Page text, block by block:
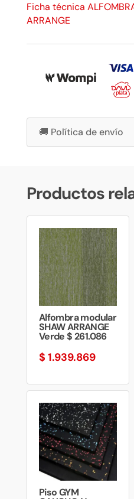
Ficha técnica
ARRANGE
🚚 Política de envío
Productos
Alfombra modular
SHAW ARRANGE
Verde $ 261.086
$ 1.939.869
Piso GYM